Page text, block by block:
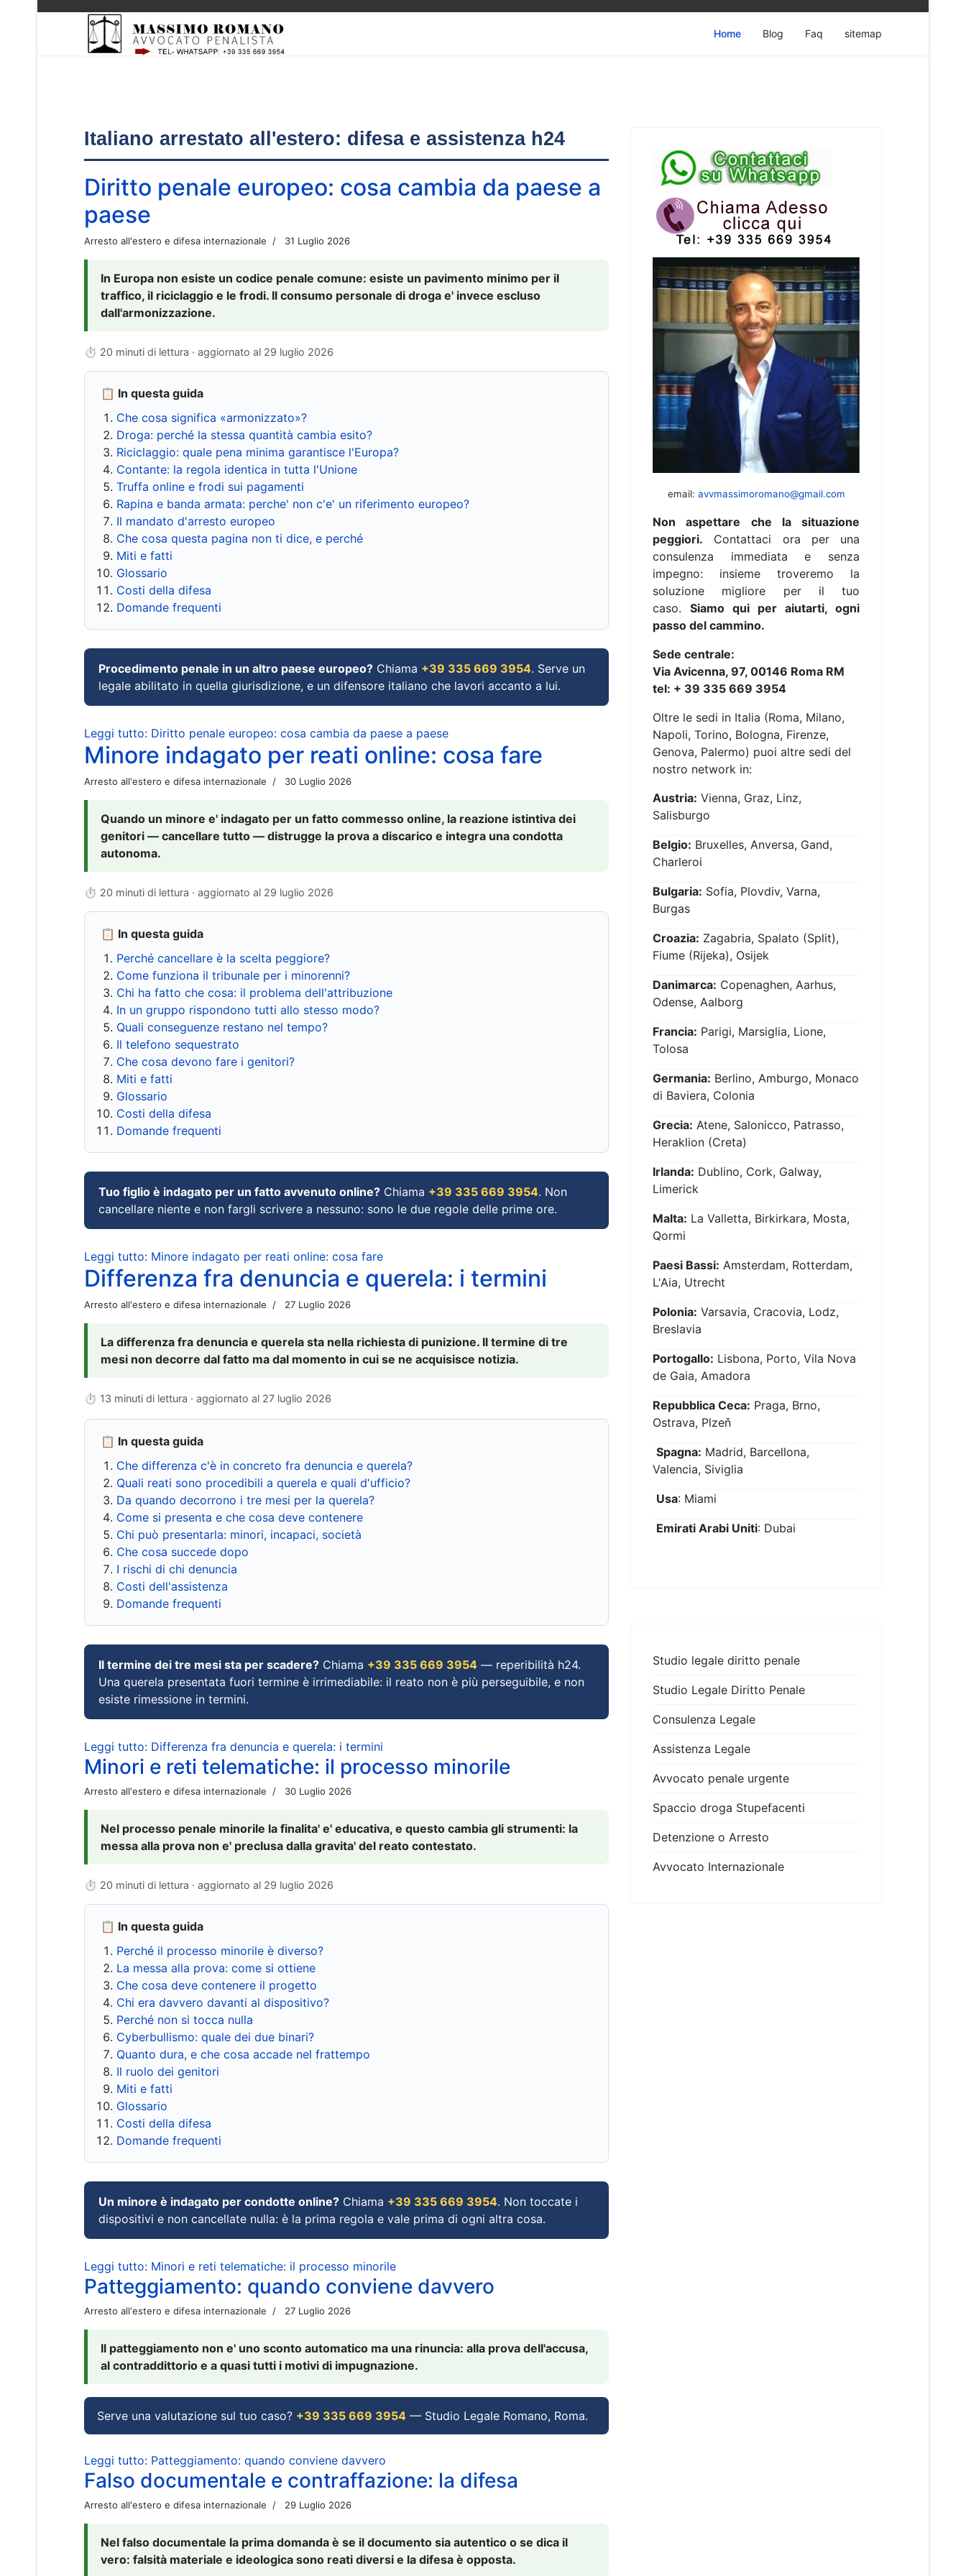
Home Blog Faq sitemap
Italiano arrestato all'estero: difesa e assistenza h24
Diritto penale europeo: cosa cambia da paese a
paese
Arresto all'estero e difesa internazionale 31 Luglio 2026
In Europa non esiste un codice penale comune: esiste un pavimento minimo per il
traffico, il riciclaggio e le frodi. Il consumo personale di droga e' invece escluso
dall'armonizzazione.
⏱ 20 minuti di lettura · aggiornato al 29 luglio 2026
📋 In questa guida
Che cosa significa «armonizzato»?
Droga: perché la stessa quantità cambia esito?
Riciclaggio: quale pena minima garantisce l'Europa?
Contante: la regola identica in tutta l'Unione
Truffa online e frodi sui pagamenti
Rapina e banda armata: perche' non c'e' un riferimento europeo?
Il mandato d'arresto europeo
Che cosa questa pagina non ti dice, e perché
Miti e fatti
Glossario
Costi della difesa
Domande frequenti
Procedimento penale in un altro paese europeo? Chiama +39 335 669 3954. Serve un
legale abilitato in quella giurisdizione, e un difensore italiano che lavori accanto a lui.
Leggi tutto: Diritto penale europeo: cosa cambia da paese a paese
Minore indagato per reati online: cosa fare
Arresto all'estero e difesa internazionale 30 Luglio 2026
Quando un minore e' indagato per un fatto commesso online, la reazione istintiva dei
genitori — cancellare tutto — distrugge la prova a discarico e integra una condotta
autonoma.
⏱ 20 minuti di lettura · aggiornato al 29 luglio 2026
📋 In questa guida
Perché cancellare è la scelta peggiore?
Come funziona il tribunale per i minorenni?
Chi ha fatto che cosa: il problema dell'attribuzione
In un gruppo rispondono tutti allo stesso modo?
Quali conseguenze restano nel tempo?
Il telefono sequestrato
Che cosa devono fare i genitori?
Miti e fatti
Glossario
Costi della difesa
Domande frequenti
Tuo figlio è indagato per un fatto avvenuto online? Chiama +39 335 669 3954. Non
cancellare niente e non fargli scrivere a nessuno: sono le due regole delle prime ore.
Leggi tutto: Minore indagato per reati online: cosa fare
Differenza fra denuncia e querela: i termini
Arresto all'estero e difesa internazionale 27 Luglio 2026
La differenza fra denuncia e querela sta nella richiesta di punizione. Il termine di tre
mesi non decorre dal fatto ma dal momento in cui se ne acquisisce notizia.
⏱ 13 minuti di lettura · aggiornato al 27 luglio 2026
📋 In questa guida
Che differenza c'è in concreto fra denuncia e querela?
Quali reati sono procedibili a querela e quali d'ufficio?
Da quando decorrono i tre mesi per la querela?
Come si presenta e che cosa deve contenere
Chi può presentarla: minori, incapaci, società
Che cosa succede dopo
I rischi di chi denuncia
Costi dell'assistenza
Domande frequenti
Il termine dei tre mesi sta per scadere? Chiama +39 335 669 3954 — reperibilità h24.
Una querela presentata fuori termine è irrimediabile: il reato non è più perseguibile, e non
esiste rimessione in termini.
Leggi tutto: Differenza fra denuncia e querela: i termini
Minori e reti telematiche: il processo minorile
Arresto all'estero e difesa internazionale 30 Luglio 2026
Nel processo penale minorile la finalita' e' educativa, e questo cambia gli strumenti: la
messa alla prova non e' preclusa dalla gravita' del reato contestato.
⏱ 20 minuti di lettura · aggiornato al 29 luglio 2026
📋 In questa guida
Perché il processo minorile è diverso?
La messa alla prova: come si ottiene
Che cosa deve contenere il progetto
Chi era davvero davanti al dispositivo?
Perché non si tocca nulla
Cyberbullismo: quale dei due binari?
Quanto dura, e che cosa accade nel frattempo
Il ruolo dei genitori
Miti e fatti
Glossario
Costi della difesa
Domande frequenti
Un minore è indagato per condotte online? Chiama +39 335 669 3954. Non toccate i
dispositivi e non cancellate nulla: è la prima regola e vale prima di ogni altra cosa.
Leggi tutto: Minori e reti telematiche: il processo minorile
Patteggiamento: quando conviene davvero
Arresto all'estero e difesa internazionale 27 Luglio 2026
Il patteggiamento non e' uno sconto automatico ma una rinuncia: alla prova dell'accusa,
al contraddittorio e a quasi tutti i motivi di impugnazione.
Serve una valutazione sul tuo caso? +39 335 669 3954 — Studio Legale Romano, Roma.
Leggi tutto: Patteggiamento: quando conviene davvero
Falso documentale e contraffazione: la difesa
Arresto all'estero e difesa internazionale 29 Luglio 2026
Nel falso documentale la prima domanda è se il documento sia autentico o se dica il
vero: falsità materiale e ideologica sono reati diversi e la difesa è opposta.
email: avvmassimoromano@gmail.com
Non aspettare che la situazione
peggiori. Contattaci ora per una
consulenza immediata e senza
impegno: insieme troveremo la
soluzione migliore per il tuo
caso. Siamo qui per aiutarti, ogni
passo del cammino.
Sede centrale:
Via Avicenna, 97, 00146 Roma RM
tel: + 39 335 669 3954
Oltre le sedi in Italia (Roma, Milano,
Napoli, Torino, Bologna, Firenze,
Genova, Palermo) puoi altre sedi del
nostro network in:
Austria: Vienna, Graz, Linz,
Salisburgo
Belgio: Bruxelles, Anversa, Gand,
Charleroi
Bulgaria: Sofia, Plovdiv, Varna,
Burgas
Croazia: Zagabria, Spalato (Split),
Fiume (Rijeka), Osijek
Danimarca: Copenaghen, Aarhus,
Odense, Aalborg
Francia: Parigi, Marsiglia, Lione,
Tolosa
Germania: Berlino, Amburgo, Monaco
di Baviera, Colonia
Grecia: Atene, Salonicco, Patrasso,
Heraklion (Creta)
Irlanda: Dublino, Cork, Galway,
Limerick
Malta: La Valletta, Birkirkara, Mosta,
Qormi
Paesi Bassi: Amsterdam, Rotterdam,
L'Aia, Utrecht
Polonia: Varsavia, Cracovia, Lodz,
Breslavia
Portogallo: Lisbona, Porto, Vila Nova
de Gaia, Amadora
Repubblica Ceca: Praga, Brno,
Ostrava, Plzeň
Spagna: Madrid, Barcellona,
Valencia, Siviglia
Usa: Miami
Emirati Arabi Uniti: Dubai
Studio legale diritto penale
Studio Legale Diritto Penale
Consulenza Legale
Assistenza Legale
Avvocato penale urgente
Spaccio droga Stupefacenti
Detenzione o Arresto
Avvocato Internazionale